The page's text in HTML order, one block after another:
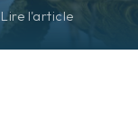
Lire l'article